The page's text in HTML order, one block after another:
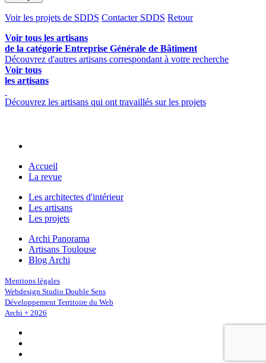
Voir les projets de SDDS Contacter SDDS Retour
Voir tous les artisans
de la catégorie Entreprise Générale de Bâtiment
Découvrez d'autres artisans correspondant à votre recherche
Voir tous
les artisans
Découvrez les artisans qui ont travaillés sur les projets
Accueil
La revue
Les architectes d'intérieur
Les artisans
Les projets
Archi Panorama
Artisans Toulouse
Blog Archi
Mentions légales
Webdesign Studio Double Sens
Développement Territoire du Web
Archi + 2026